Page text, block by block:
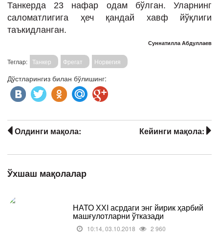
Танкерда 23 нафар одам бўлган. Уларнинг
саломатлигига ҳеч қандай хавф йўқлиги
таъкидланган.
Суннатилла Абдуллаев
Теглар: Танкер Фрегат Норвегия
Дўстларингиз билан бўлишинг:
Кейинги мақола:
Олдинги мақола:
Ўхшаш мақолалар
НАТО ХХI асрдаги энг йирик ҳарбий
машғулотларни ўтказади
10:14, 03.10.2018 2 960